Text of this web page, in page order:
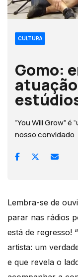
CULTURA
Gomo:
“You Will Grow” é
nosso convidado
Lembra-se de
parar nas rádios
está de regresso!
artista: um
e que revela o